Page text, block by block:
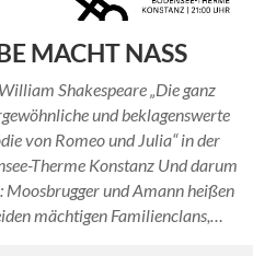
MACHT NASS
Shakespeare „Die ganz
und beklagenswerte
von Romeo und Julia“ in der
Therme Konstanz Und darum
Moosbrugger und Amann heißen
mächtigen Familienclans,…